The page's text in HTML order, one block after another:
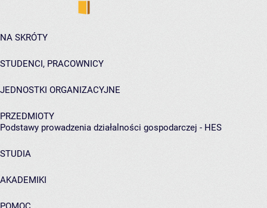
NA SKRÓTY
STUDENCI, PRACOWNICY
JEDNOSTKI ORGANIZACYJNE
PRZEDMIOTY
Podstawy prowadzenia działalności gospodarczej - HES
STUDIA
AKADEMIKI